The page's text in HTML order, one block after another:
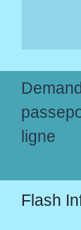
ligne
Flash